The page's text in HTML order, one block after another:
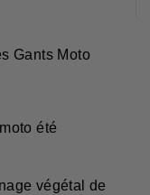
Gants Moto
été
végétal de